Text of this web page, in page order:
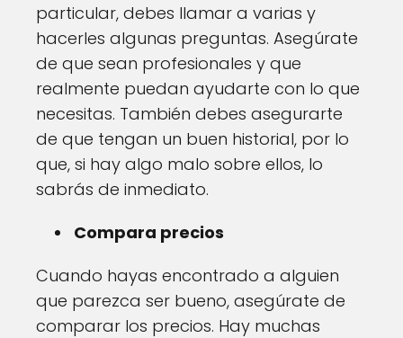
particular, debes llamar a varias y
hacerles algunas preguntas. Asegúrate
de que sean profesionales y que
realmente puedan ayudarte con lo que
necesitas. También debes asegurarte
de que tengan un buen historial, por lo
que, si hay algo malo sobre ellos, lo
sabrás de inmediato.
Compara precios
Cuando hayas encontrado a alguien
que parezca ser bueno, asegúrate de
comparar los precios. Hay muchas